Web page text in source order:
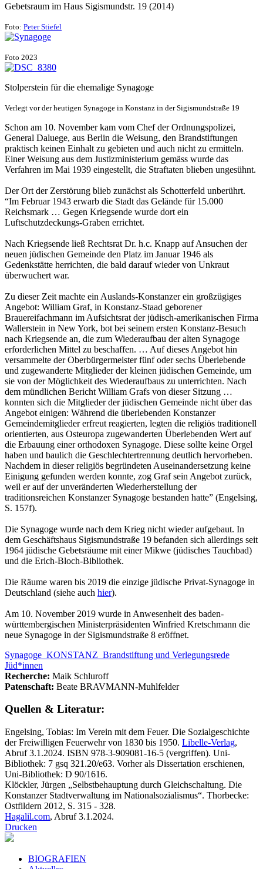
Gebetsraum im Haus Sigismundstr. 19 (2014)
Foto: Peter Stiefel
Foto 2023
Stolperstein für die ehemalige Synagoge
Verlegt vor der heutigen Synagoge in Konstanz in der Sigismundstraße 19
Schon am 10. November kam vom Chef der Ord­nungspolizei,
General Daluege, aus Berlin die Weisung, den Brandstiftungen
praktisch keinen Einhalt zu gebieten und auch nicht zu ermitteln.
Einer Weisung aus dem Justizministerium gemäss wurde das
Verfahren im Mai 1939 eingestellt, die Straftaten blieben ungesühnt.
Der Ort der Zerstörung blieb zunächst als Schotter­feld unberührt.
“Im Februar 1943 erwarb die Stadt das Gelände für 15.000
Reichsmark … Gegen Kriegsende wurde dort ein
Luftschutzdeckungs-Graben errichtet.
Nach Kriegsende ließ Rechtsrat Dr. h.c. Knapp auf Ansuchen der
neuen jüdischen Gemeinde den Platz im Januar 1946 als
Gedenkstätte herrichten, die bald darauf wieder von Unkraut
überwuchert war.
Zu dieser Zeit machte ein Auslands-Konstanzer ein großzügiges
Angebot: William Graf, in Konstanz-Staad geborener
Brauereifachmann im Aufsichtsrat der jüdisch-amerikanischen Firma
Wallerstein in New York, bot bei seinem ersten Konstanz-Besuch
nach Kriegs­ende an, die zum Wiederaufbau der alten Synagoge
erforderlichen Mittel zu beschaffen. … Auf dieses Angebot hin
versammelte der Oberbürgermeister fünf oder sechs Überlebende
und zugewanderte Mitglieder der kleinen jüdischen Gemeinde, um
sie von der Möglichkeit des Wiederaufbaus zu unterrichten. Nach
dem mündlichen Bericht William Grafs von dieser Sitzung …
konnten sich die Mitglieder der jüdischen Gemeinde nicht über das
Angebot einigen: Während die überlebenden Konstanzer
Gemeindemitglieder erfreut reagierten, legten die religiös traditionell
ori­entierten, aus Osteuropa zugewanderten Überleben­den Wert auf
die Erbauung einer orthodoxen Syna­goge. Diese sollte keine Orgel
haben und baulich die Geschlechtertrennung deutlich hervorheben.
Nachdem in dieser religiös begründeten Auseinandersetzung keine
Einigung gefunden werden konnte, zog Graf sein Angebot zurück,
weil er auf der unveränderten Wiederherstellung der
traditionsreichen Konstanzer Synagoge bestanden hatte” (Engelsing,
S. 157f).
Die Synagoge wurde nach dem Krieg nicht wieder aufgebaut. In
dem Geschäftshaus Sigismund­straße 19 befanden sich allerdings seit
1964 jüdische Gebetsräume mit einer Mikwe (jüdisches Tauchbad)
und die Erich-Bloch-Bibliothek.
Die Räume waren bis 2019 die einzige jüdische Privat­-Synagoge in
Deutschland (siehe auch hier).
Am 10. November 2019 wurde in Anwesenheit des baden-
württembergischen Ministerpräsidenten Winfried Kretschmann die
neue Synagoge in der Sigismundstraße 8 eröffnet.
Synagoge_KONSTANZ_Brandstiftung und Verlegungsrede
Jüd*innen
Recherche: Maik Schluroff
Patenschaft: Beate BRAVMANN-Muhlfelder
Quellen & Literatur:
Engelsing, Tobias: Im Verein mit dem Feuer. Die Sozialgeschichte
der Freiwilligen Feuerwehr von 1830 bis 1950. Libelle-Verlag,
Abruf 3.1.2024. ISBN 978-3-909081-16-5 (vergriffen). Uni-
Bibliothek: 7 gsq 321.20/e63. Vorher als Dissertation erschienen,
Uni-Bibliothek: D 90/1616.
Klöckler, Jürgen „Selbstbehauptung durch Gleichschaltung. Die
Konstanzer Stadtverwaltung im Nationalsozialismus“. Thorbecke:
Ostfildern 2012, S. 315 - 328.
Hagalil.com, Abruf 3.1.2024.
Drucken
BIOGRAFIEN